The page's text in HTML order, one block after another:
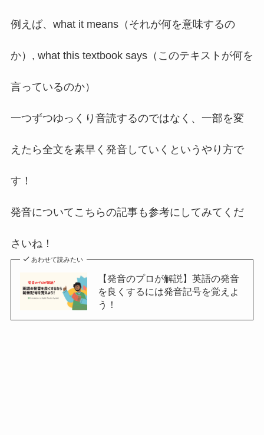
例えば、what it means（それが何を意味するの
か）, what this textbook says（このテキストが何を
言っているのか）
一つずつゆっくり音読するのではなく、一部を変
えたら全文を素早く発音していくというやり方で
す！
発音についてこちらの記事も参考にしてみてくだ
さいね！
あわせて読みたい
【発音のプロが解説】英語の発音
を良くするには発音記号を覚えよ
う！